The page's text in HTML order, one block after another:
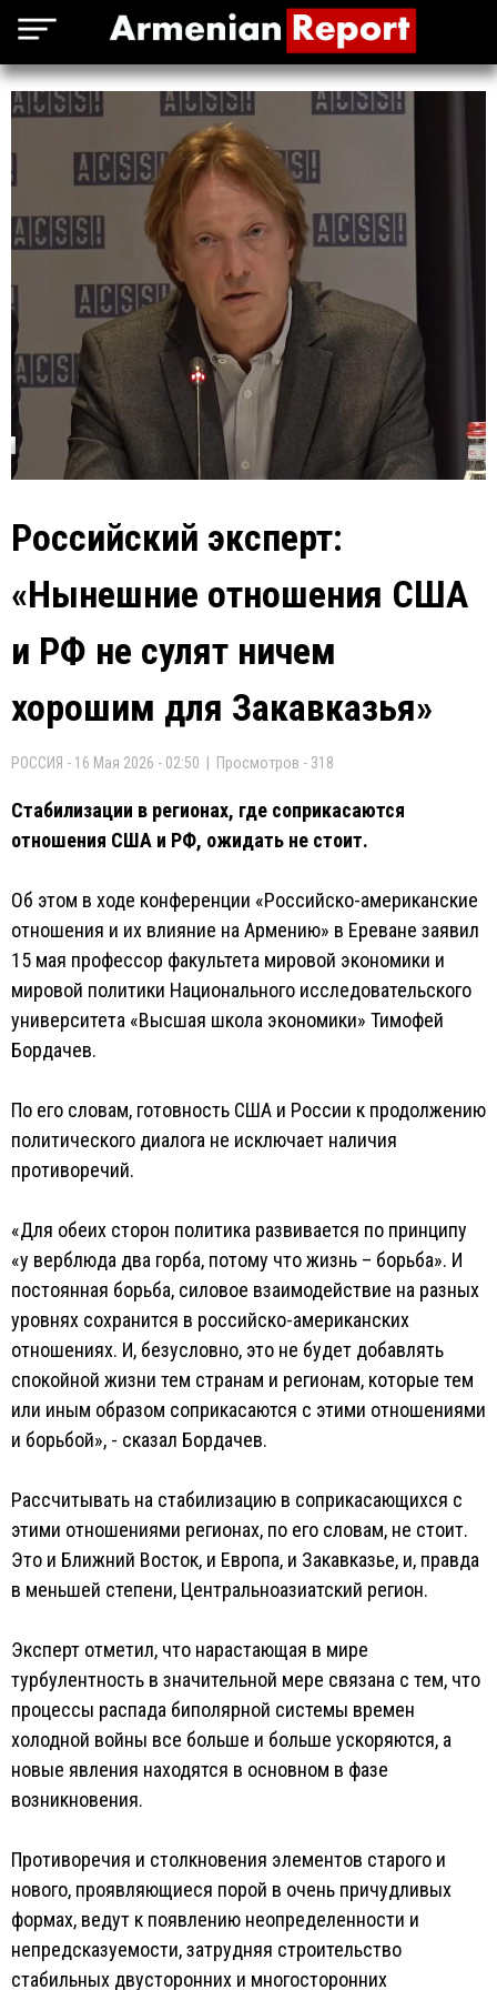
Российский эксперт:
«Нынешние отношения США
и РФ не сулят ничем
хорошим для Закавказья»
РОССИЯ - 16 Мая 2026 - 02:50 | Просмотров - 318
Стабилизации в регионах, где соприкасаются
отношения США и РФ, ожидать не стоит.
Об этом в ходе конференции «Российско-американские
отношения и их влияние на Армению» в Ереване заявил
15 мая профессор факультета мировой экономики и
мировой политики Национального исследовательского
университета «Высшая школа экономики» Тимофей
Бордачев.
По его словам, готовность США и России к продолжению
политического диалога не исключает наличия
противоречий.
«Для обеих сторон политика развивается по принципу
«у верблюда два горба, потому что жизнь – борьба». И
постоянная борьба, силовое взаимодействие на разных
уровнях сохранится в российско-американских
отношениях. И, безусловно, это не будет добавлять
спокойной жизни тем странам и регионам, которые тем
или иным образом соприкасаются с этими отношениями
и борьбой», - сказал Бордачев.
Рассчитывать на стабилизацию в соприкасающихся с
этими отношениями регионах, по его словам, не стоит.
Это и Ближний Восток, и Европа, и Закавказье, и, правда
в меньшей степени, Центральноазиатский регион.
Эксперт отметил, что нарастающая в мире
турбулентность в значительной мере связана с тем, что
процессы распада биполярной системы времен
холодной войны все больше и больше ускоряются, а
новые явления находятся в основном в фазе
возникновения.
Противоречия и столкновения элементов старого и
нового, проявляющиеся порой в очень причудливых
формах, ведут к появлению неопределенности и
непредсказуемости, затрудняя строительство
стабильных двусторонних и многосторонних